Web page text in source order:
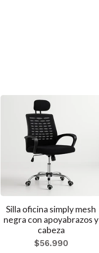
Silla oficina simply mesh
negra con apoyabrazos y
cabeza
$56.990